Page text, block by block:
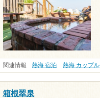
関連情報 熱海 宿泊 熱海 カップル
箱根翠泉